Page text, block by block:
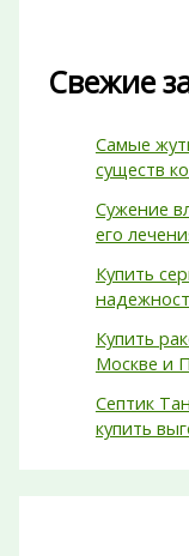
Свежие
Самые
существ
Сужение
его
Купить
Купить
Москве и
Септик
купить